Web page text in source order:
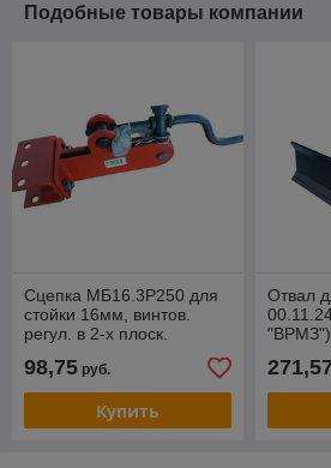
Подобные товары компании
Сцепка МБ16.3Р250 для
стойки 16мм, винтов.
регул. в 2-х плоск.
"ВРМЗ")
98,75 руб.
Купить
Отвал
"ВРМЗ")
271,57